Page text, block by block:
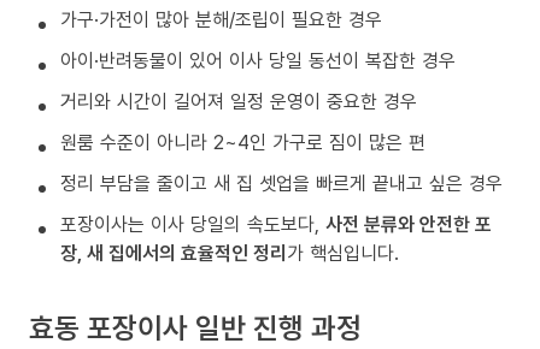
가구·가전이 많아 분해/조립이 필요한 경우
아이·반려동물이 있어 이사 당일 동선이 복잡한 경우
거리와 시간이 길어져 일정 운영이 중요한 경우
원룸 수준이 아니라 2~4인 가구로 짐이 많은 편
정리 부담을 줄이고 새 집 셋업을 빠르게 끝내고 싶은 경우
포장이사는 이사 당일의 속도보다, 사전 분류와 안전한 포
장, 새 집에서의 효율적인 정리가 핵심입니다.
효동 포장이사 일반 진행 과정